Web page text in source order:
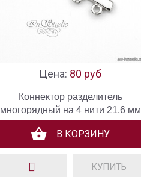
Цена: 80 руб
Коннектор разделитель
многорядный на 4 нити 21,6 мм
родий
В КОРЗИНУ
КУПИТЬ